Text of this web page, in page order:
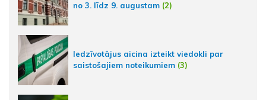
no 3. līdz 9. augustam (2)
Iedzīvotājus aicina izteikt viedokli par
saistošajiem noteikumiem (3)